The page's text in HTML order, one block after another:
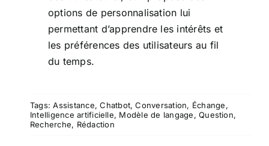
options de personnalisation lui
permettant d’apprendre les intérêts et
les préférences des utilisateurs au fil
du temps.
Tags:Assistance,Chatbot,Conversation, Échange,
Intelligence artificielle, Modèle de langage,Question,
Recherche, Rédaction